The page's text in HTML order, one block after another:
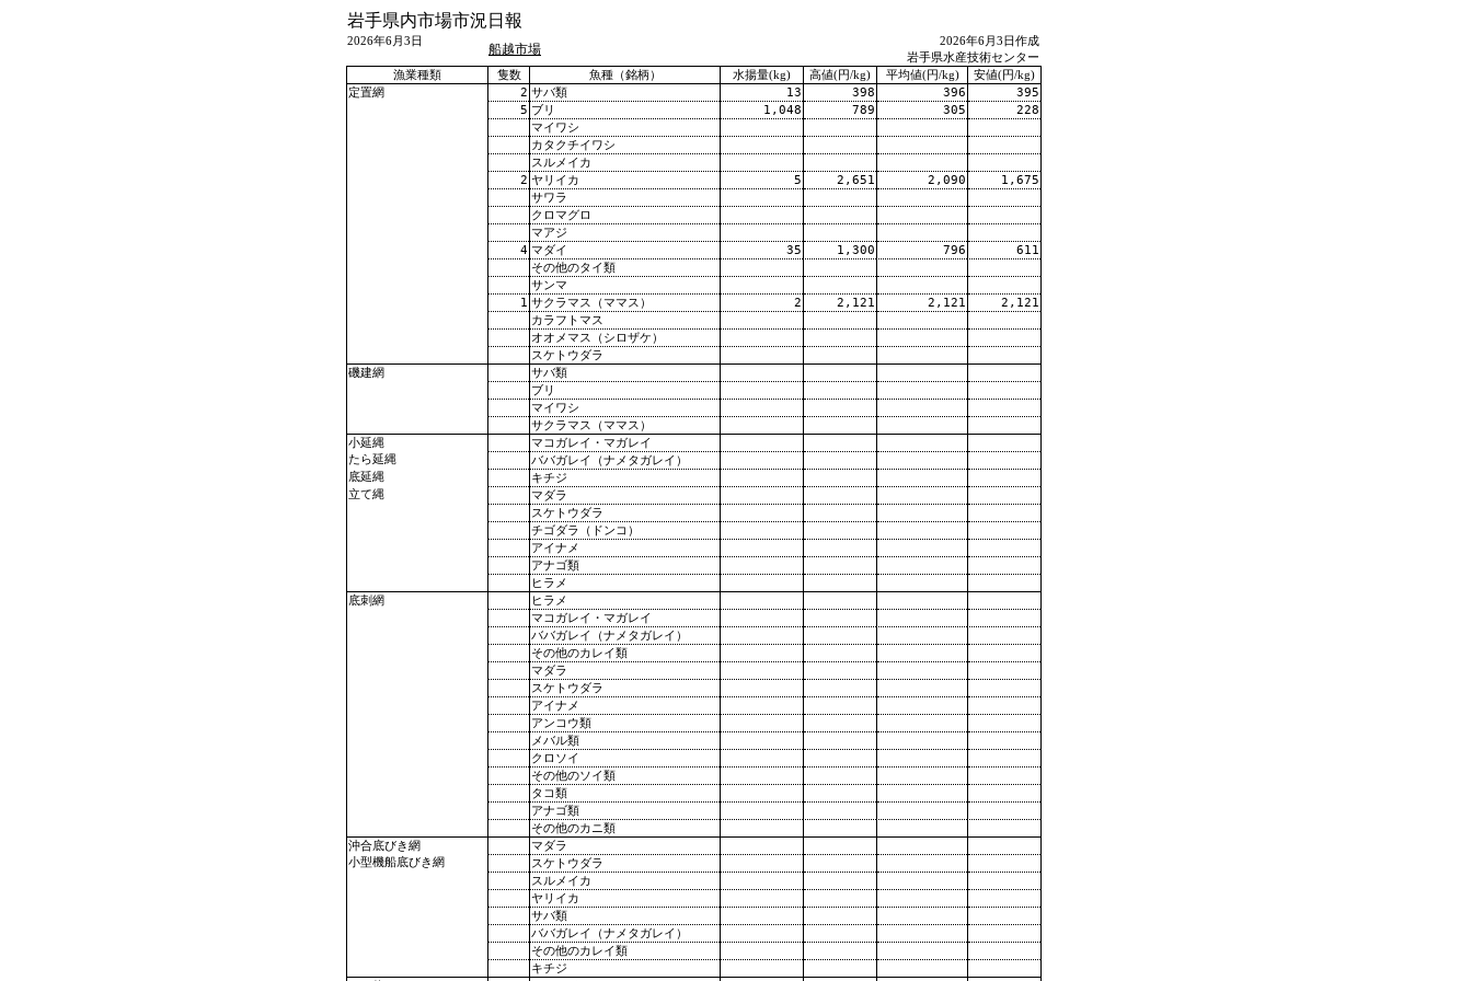
岩手県内市場市況日報
2026年6月3日
船越市場
2026年6月3日作成
岩手県水産技術センター
漁業種類
隻数 魚種（銘柄） 水揚量(kg) 高値(円/kg) 平均値(円/kg)
安値(円/kg)
定置網
2 サバ類 13 398 396
395
5 ブリ 1,048 789 305
228
マイワシ
カタクチイワシ
スルメイカ
2 ヤリイカ 5 2,651 2,090
1,675
サワラ
クロマグロ
マアジ
4 マダイ 35 1,300 796
611
その他のタイ類
サンマ
1 サクラマス（ママス） 2 2,121 2,121
2,121
カラフトマス
オオメマス（シロザケ）
スケトウダラ
磯建網
サバ類
ブリ
マイワシ
サクラマス（ママス）
小延縄 マコガレイ・マガレイ
たら延縄 ババガレイ（ナメタガレイ）
底延縄 キチジ
立て縄
マダラ
スケトウダラ
チゴダラ（ドンコ）
アイナメ
アナゴ類
ヒラメ
底刺網
ヒラメ
マコガレイ・マガレイ
ババガレイ（ナメタガレイ）
その他のカレイ類
マダラ
スケトウダラ
アイナメ
アンコウ類
メバル類
クロソイ
その他のソイ類
タコ類
アナゴ類
その他のカニ類
沖合底びき網 マダラ
小型機船底びき網
スケトウダラ
スルメイカ
ヤリイカ
サバ類
ババガレイ（ナメタガレイ）
その他のカレイ類
キチジ